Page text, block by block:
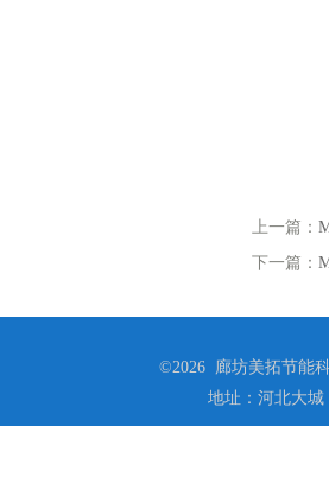
上一篇：
下一篇：
©2026 廊坊美拓节能
地址：河北大城